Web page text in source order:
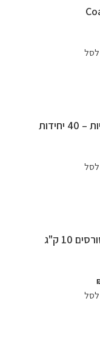
לסל
לסל
10 ק"ג
לסל